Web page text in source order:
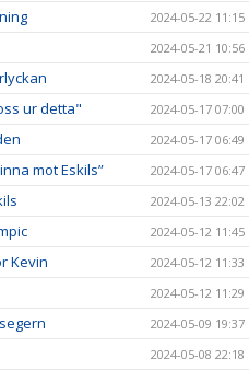
2024-05-22 11:15
2024-05-21 10:56
2024-05-18 20:41
ur detta" 2024-05-17 07:00
2024-05-17 06:49
mot Eskils” 2024-05-17 06:47
2024-05-13 22:02
2024-05-12 11:45
Kevin 2024-05-12 11:33
2024-05-12 11:29
2024-05-09 19:37
2024-05-08 22:18